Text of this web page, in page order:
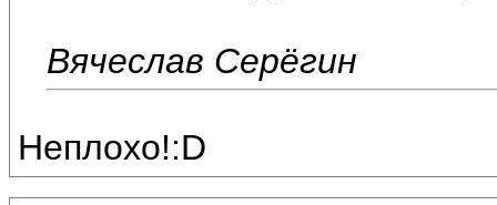
Вячеслав Серёгин
Неплохо!:D